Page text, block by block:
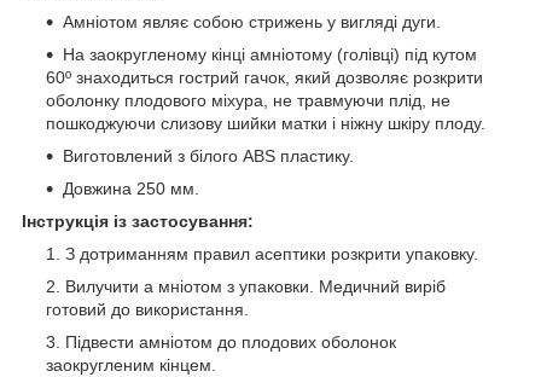
Амніотом являє собою стрижень у вигляді дуги.
На заокругленому кінці амніотому (голівці) під кутом
60º знаходиться гострий гачок, який дозволяє розкрити
оболонку плодового міхура, не травмуючи плід, не
пошкоджуючи слизову шийки матки і ніжну шкіру плоду.
Виготовлений з білого ABS пластику.
Довжина 250 мм.
Інструкція із застосування:
З дотриманням правил асептики розкрити упаковку.
Вилучити а мніотом з упаковки. Медичний виріб
готовий до використання.
Підвести амніотом до плодових оболонок
заокругленим кінцем.